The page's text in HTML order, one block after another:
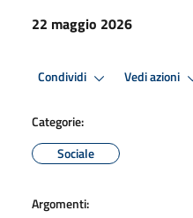
22 maggio 2026
Condividi Vedi azioni
Categorie:
Sociale
Argomenti: